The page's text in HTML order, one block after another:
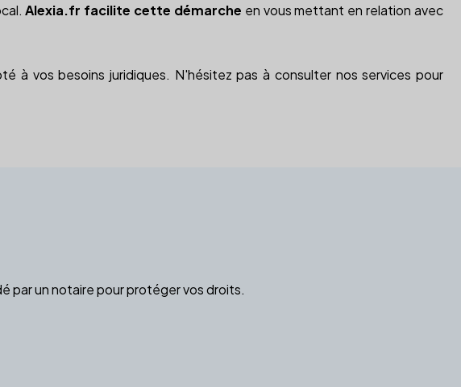
Alexia.fr facilite cette démarche en vous mettant en relation avec
à vos besoins juridiques. N'hésitez pas à consulter nos services pour
par un notaire pour protéger vos droits.